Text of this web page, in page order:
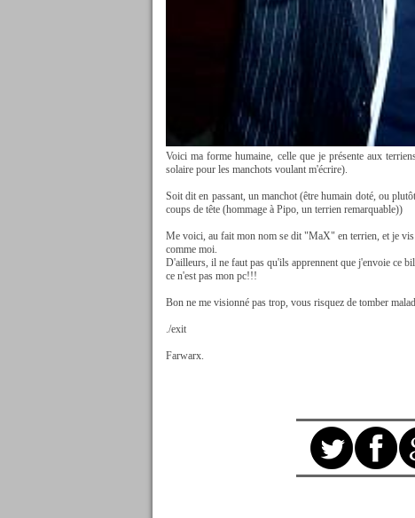
Voici ma forme humaine, celle que je présente aux
solaire pour les manchots voulant m'écrire).
Soit dit en passant, un manchot (être humain doté, ou
coups de tête (hommage à Pipo, un terrien remarquable))
Me voici, au fait mon nom se dit "MaX" en terrien, et je vis
comme moi.
D'ailleurs, il ne faut pas qu'ils apprennent que j'envoie ce
ce n'est pas mon pc!!!
Bon ne me visionné pas trop, vous risquez de tomber
./exit
Farwarx.